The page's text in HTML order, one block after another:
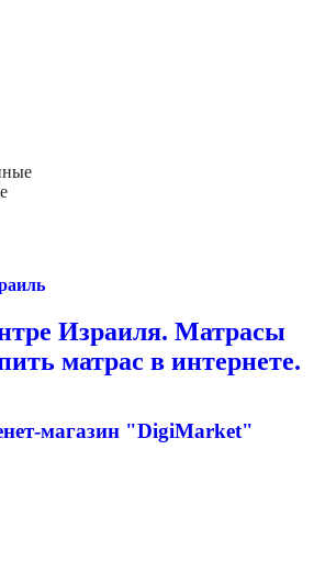
Израиля. Матрасы
матрас в интернете.
магазин "DigiMarket"